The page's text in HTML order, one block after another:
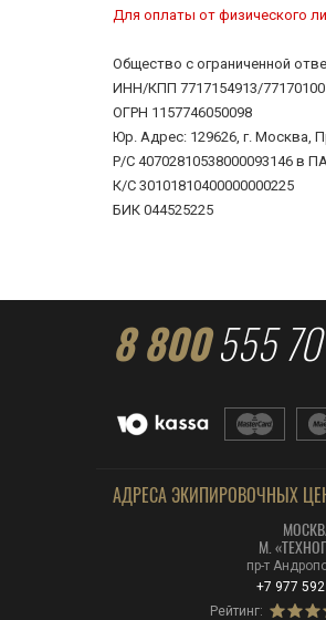
Для оплаты от физического
Общество с ограниченной
ИНН/КПП 7717154913/
ОГРН 1157746050098
Юр. Адрес: 129626, г. Москва,
Р/С 40702810538000093146 в
К/С 30101810400000000225
БИК 044525225
8 800555 70
АДРЕСА ЭКИПИРОВОЧНЫХ
М.
пр-т
+7 977
Рейтинг: